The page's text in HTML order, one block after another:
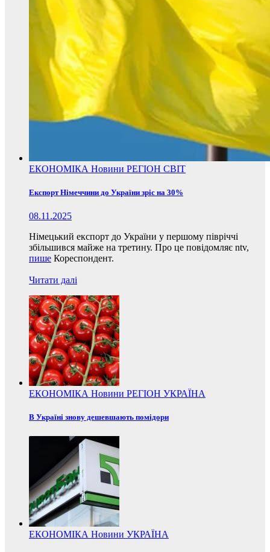
ЕКОНОМІКА Новини РЕГІОН СВІТ
Експорт Німеччини до України зріс на 30%
08.11.2025
Німецький експорт до України у першому півріччі
збільшився майже на третину. Про це повідомляє ntv,
пише Кореспондент.
Читати далі
ЕКОНОМІКА Новини РЕГІОН УКРАЇНА
В Україні знову дешевшають помідори
ЕКОНОМІКА Новини УКРАЇНА